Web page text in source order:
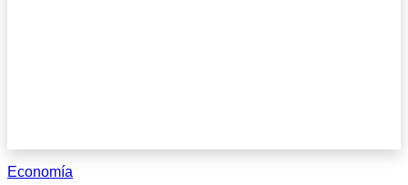
Economía